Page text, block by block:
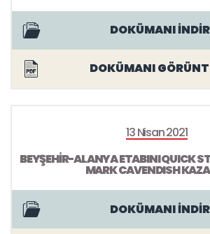
DOKÜMANI İNDİR
DOKÜMANI
13 Nisan 2021
BEYŞEHİR-ALANYA ETABINI QUICK
MARK CAVENDISH
DOKÜMANI İNDİR